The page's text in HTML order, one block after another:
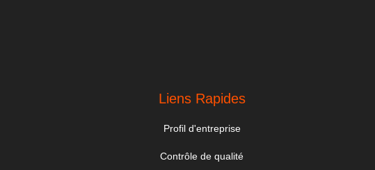
Liens Rapides
Profil d'entreprise
Contrôle de qualité